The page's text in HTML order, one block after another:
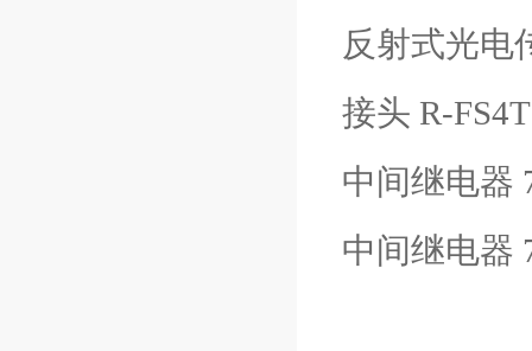
反射式光电
接头 R-
中间继电器
中间继电器